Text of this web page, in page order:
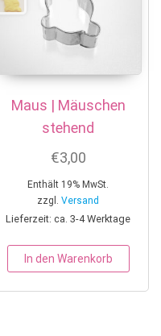
Maus | Mäuschen
stehend
€3,00
Enthält 19% MwSt.
zzgl.Versand
Lieferzeit: ca. 3-4 Werktage
In den Warenkorb